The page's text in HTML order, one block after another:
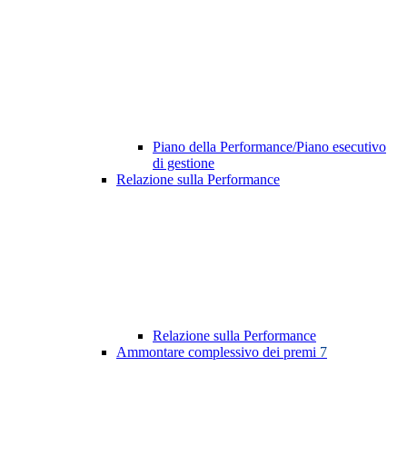
Piano della Performance/Piano esecutivo
di gestione
Relazione sulla Performance
Relazione sulla Performance
Ammontare complessivo dei premi 7